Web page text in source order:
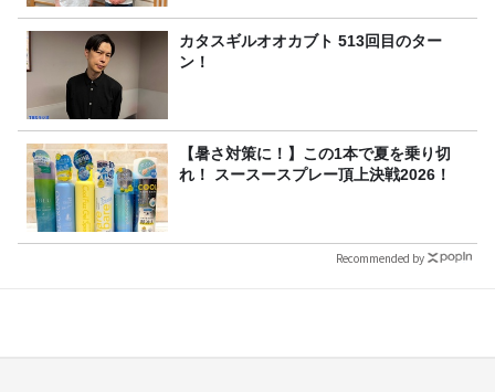
カタスギルオオカブト 513回目のター
ン！
【暑さ対策に！】この1本で夏を乗り切
れ！ スースースプレー頂上決戦2026！
Recommended by